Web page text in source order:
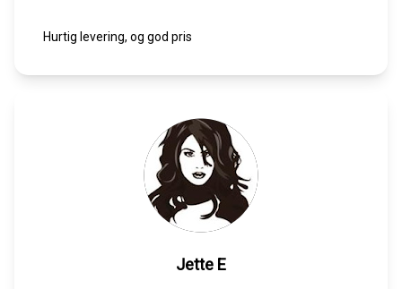
Hurtig levering, og god pris
Jette E